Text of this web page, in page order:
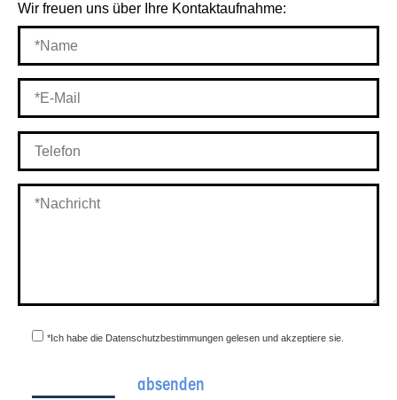
Wir freuen uns über Ihre Kontaktaufnahme:
*Ich habe die Datenschutzbestimmungen gelesen und akzeptiere sie.
absenden